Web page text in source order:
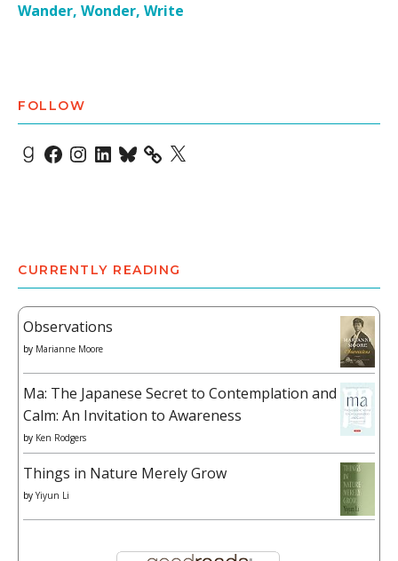
Wander, Wonder, Write
FOLLOW
Goodreads
Facebook
Instagram
LinkedIn
Bluesky X
CURRENTLY READING
Observations
by Marianne Moore
Ma: The Japanese Secret to Contemplation and
Calm: An Invitation to Awareness
by Ken Rodgers
Things in Nature Merely Grow
by Yiyun Li